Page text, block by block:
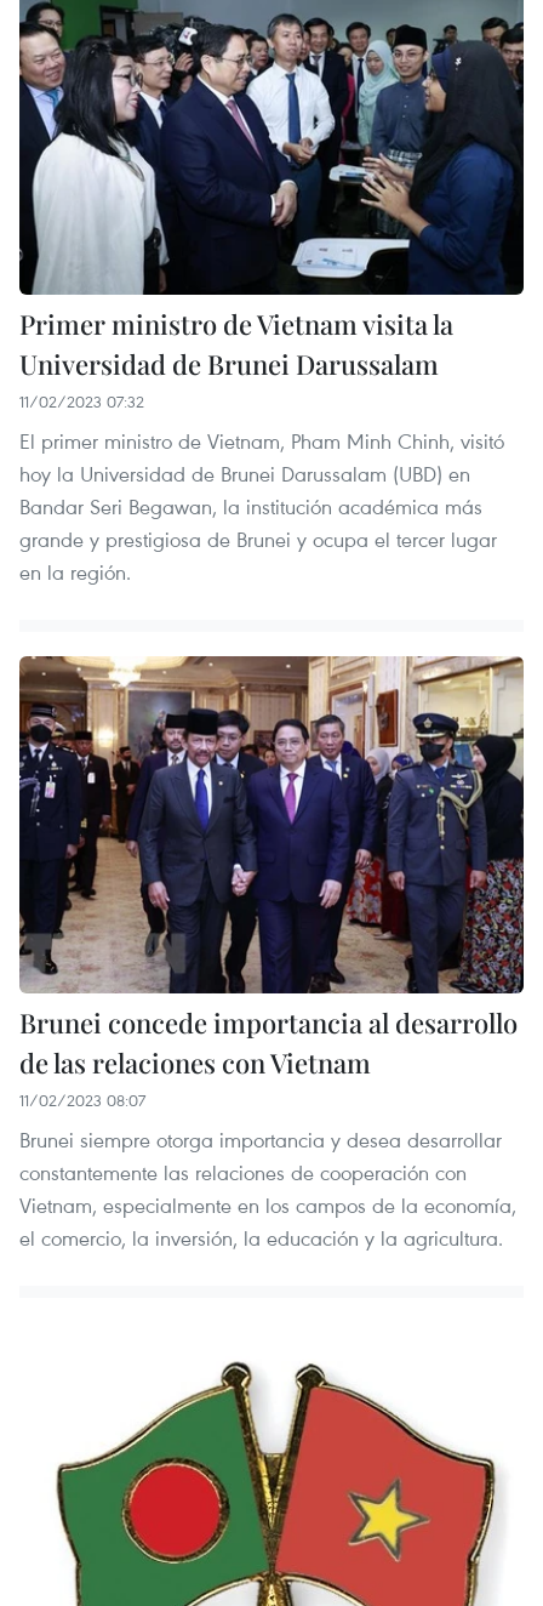
Primer ministro de Vietnam visita la
Universidad de Brunei Darussalam
11/02/2023 07:32
El primer ministro de Vietnam, Pham Minh Chinh, visitó
hoy la Universidad de Brunei Darussalam (UBD) en
Bandar Seri Begawan, la institución académica más
grande y prestigiosa de Brunei y ocupa el tercer lugar
en la región.
Brunei concede importancia al desarrollo
de las relaciones con Vietnam
11/02/2023 08:07
Brunei siempre otorga importancia y desea desarrollar
constantemente las relaciones de cooperación con
Vietnam, especialmente en los campos de la economía,
el comercio, la inversión, la educación y la agricultura.